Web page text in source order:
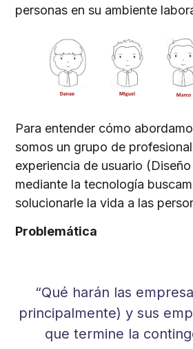
personas en su ambiente
Para entender cómo
somos un grupo de
experiencia de usuario
mediante la tecnología
solucionarle la vida a las
Problemática
“Qué harán las
principalmente) y sus
que termine la